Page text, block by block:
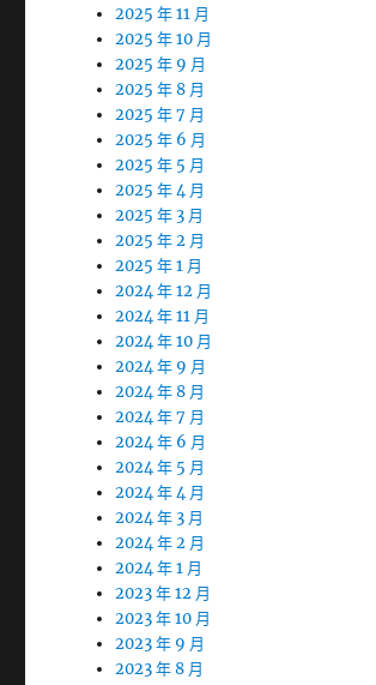
2025 年 11 月
2025 年 10 月
2025 年 9 月
2025 年 8 月
2025 年 7 月
2025 年 6 月
2025 年 5 月
2025 年 4 月
2025 年 3 月
2025 年 2 月
2025 年 1 月
2024 年 12 月
2024 年 11 月
2024 年 10 月
2024 年 9 月
2024 年 8 月
2024 年 7 月
2024 年 6 月
2024 年 5 月
2024 年 4 月
2024 年 3 月
2024 年 2 月
2024 年 1 月
2023 年 12 月
2023 年 10 月
2023 年 9 月
2023 年 8 月